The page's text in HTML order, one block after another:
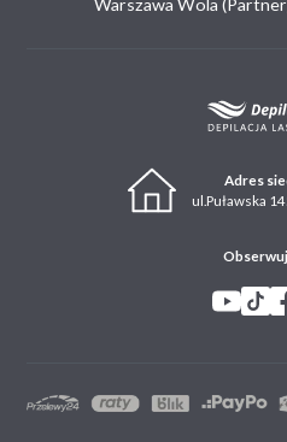
Warszawa Wola
Adres
ul.Puławska